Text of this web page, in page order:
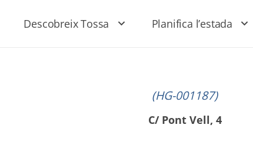
Descobreix Tossa Planifica l’estada
(HG-001187)
C/ Pont Vell, 4